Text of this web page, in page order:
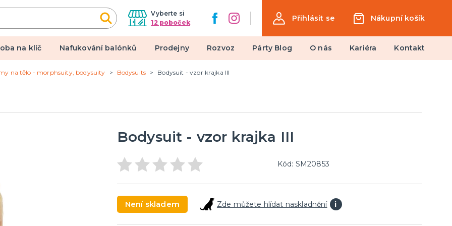
Vyberte si
12 poboček
Přihlásit se Nákupní košík
na klíč Nafukování balónků Prodejny Rozvoz Párty Blog O nás Kariéra Kontakt
a hororová párty
líčidla a efekty
kontaktní čočky
na tělo - morphsuity, bodysuity Bodysuits Bodysuit - vzor krajka III
Bodysuit - vzor krajka III
Kód: SM20853
Není skladem Zde můžete hlídat naskladnění i